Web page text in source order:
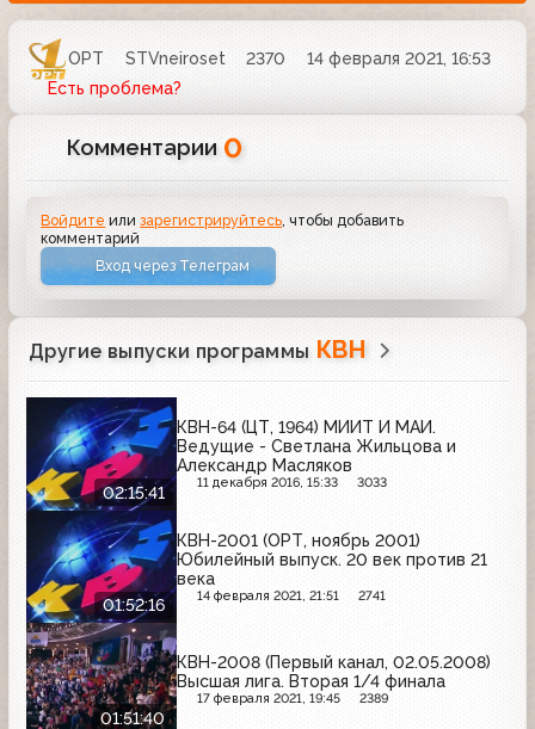
ОРТ STVneiroset 2370
14 февраля 2021, 16:53
Есть проблема?
Комментарии 0
Войдите илизарегистрируйтесь , чтобы добавить
комментарий
Вход через Телеграм
Другие выпуски программы КВН
02:15:41
КВН-64 (ЦТ, 1964) МИИТ И МАИ.
Ведущие - Светлана Жильцова и
Александр Масляков
11 декабря 2016, 15:33 3033
01:52:16
КВН-2001 (ОРТ, ноябрь 2001)
Юбилейный выпуск. 20 век против 21
века
14 февраля 2021, 21:51 2741
01:51:40
КВН-2008 (Первый канал, 02.05.2008)
Высшая лига. Вторая 1/4 финала
17 февраля 2021, 19:45 2389